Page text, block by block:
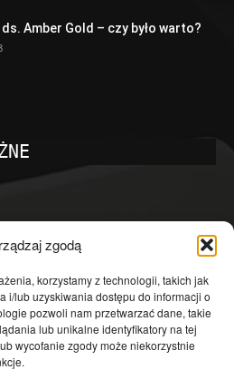
zgodą
korzystamy z technologii, takich jak
i/lub uzyskiwania dostępu do informacji o
pozwoli nam przetwarzać dane, takie
lub unikalne identyfikatory na tej
wycofanie zgody może niekorzystnie
ds. Amber Gold – czy było warto?
4601
4363
3639